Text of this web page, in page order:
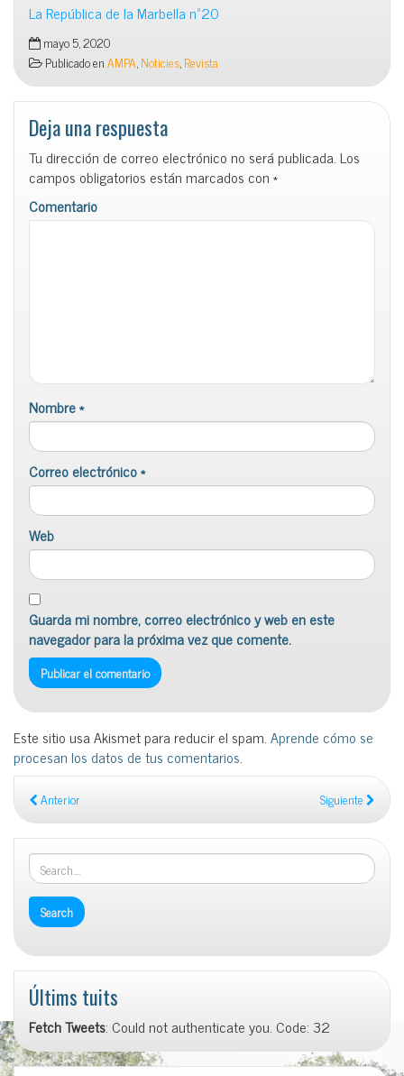
La República de la Marbella nº20
mayo 5, 2020
Publicado enAMPA,Noticies,Revista
Deja una respuesta
Tu dirección de correo electrónico no será publicada. Los
campos obligatorios están marcados con*
Comentario
Nombre*
Correo electrónico*
Web
Guarda mi nombre, correo electrónico y web en este
navegador para la próxima vez que comente.
Este sitio usa Akismet para reducir el spam.Aprende cómo se
procesan los datos de tus comentarios.
Anterior Siguiente
Últims tuits
Fetch Tweets: Could not authenticate you. Code: 32